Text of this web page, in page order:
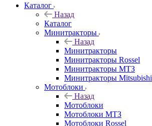
Каталог
Назад
Каталог
Минитракторы
Назад
Минитракторы
Минитракторы Rossel
Минитракторы МТЗ
Минитракторы Mitsubishi
Мотоблоки
Назад
Мотоблоки
Мотоблоки МТЗ
Мотоблоки Rossel